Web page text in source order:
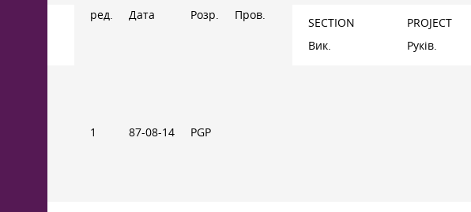
ред.
Дата
Розр.
Пров.
SECTION
Вик.
PROJECT
Руків.
1 87-08-14 PGP